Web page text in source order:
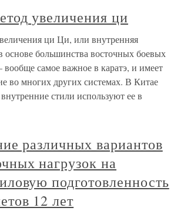
увеличения ци
ци Ци, или внутренняя
основе большинства восточных боевых
самое важное в каратэ, и имеет
во многих других системах. В Китае
стили используют ее в
различных вариантов
нагрузок на
подготовленность
12 лет